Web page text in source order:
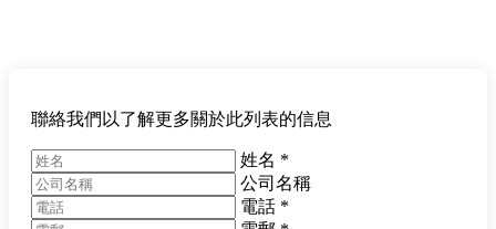
聯絡我們以了解更多關於此列表的信息
姓名 *
公司名稱
電話 *